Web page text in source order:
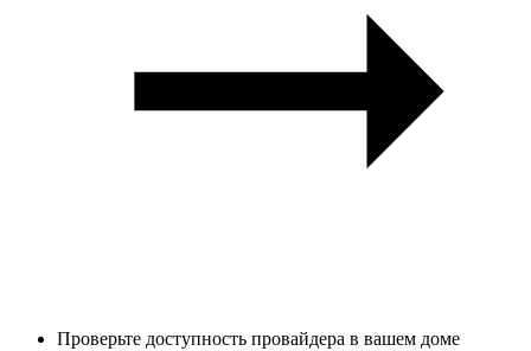
Проверьте доступность провайдера в вашем доме